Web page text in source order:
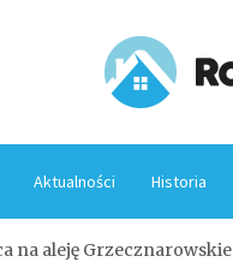
Aktualności Historia
na aleję